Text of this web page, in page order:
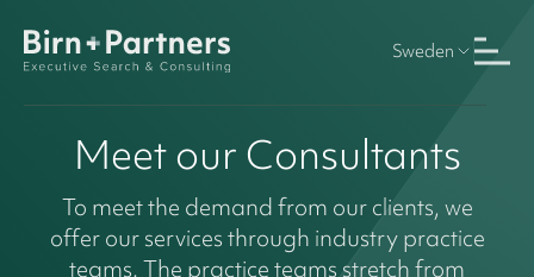
Sweden
Meet our Consultants
To meet the demand from our clients, we
offer our services through industry practice
teams. The practice teams stretch from